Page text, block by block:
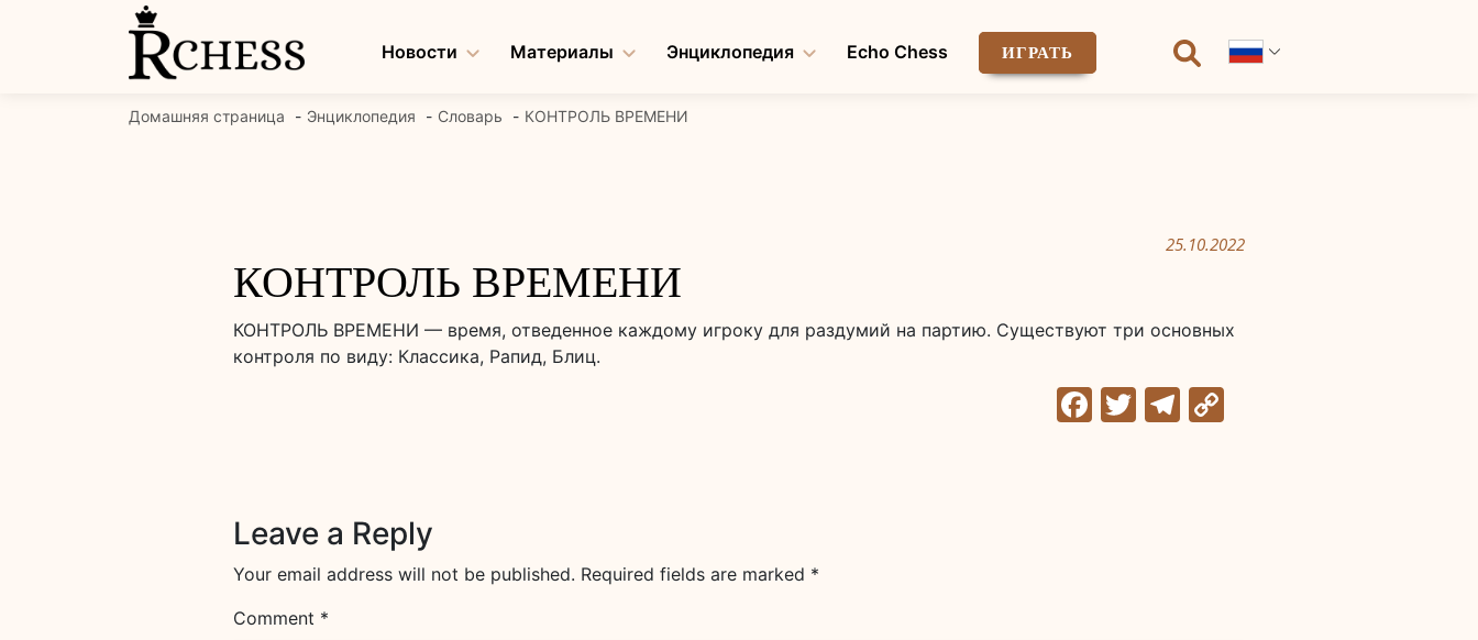
Новости Материалы Энциклопедия Echo Chess ИГРАТЬ
Домашняя страница Энциклопедия Словарь КОНТРОЛЬ ВРЕМЕНИ
25.10.2022
КОНТРОЛЬ ВРЕМЕНИ
КОНТРОЛЬ ВРЕМЕНИ — время, отведенное каждому игроку для раздумий на партию. Существуют три основных
контроля по виду: Классика, Рапид, Блиц.
Facebook
TwitterTelegram
Leave a Reply
Your email address will not be published. Required fields are marked *
Comment *